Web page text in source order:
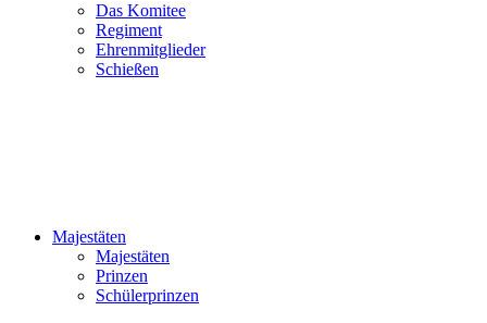
Das Komitee
Regiment
Ehrenmitglieder
Schießen
Majestäten
Majestäten
Prinzen
Schülerprinzen